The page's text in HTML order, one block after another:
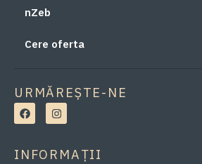
nZeb
Cere oferta
URMĂREȘTE-NE
INFORMAȚII